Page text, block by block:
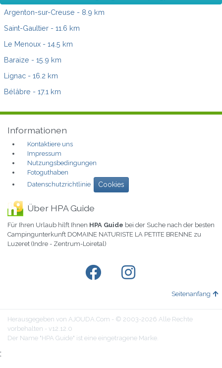
Argenton-sur-Creuse - 8.9 km
Saint-Gaultier - 11.6 km
Le Menoux - 14.5 km
Baraize - 15.9 km
Lignac - 16.2 km
Bélâbre - 17.1 km
Informationen
Kontaktiere uns
Impressum
Nutzungsbedingungen
Fotoguthaben
Datenschutzrichtlinie
Cookies
Über HPA Guide
Für Ihren Urlaub hilft Ihnen HPA Guide bei der Suche nach der besten
Campingunterkunft DOMAINE NATURISTE LA PETITE BRENNE zu
Luzeret (Indre - Zentrum-Loiretal)
Seitenanfang
Herausgegeben von AJOUDA.Com - © 2003-2026 Alle Rechte
vorbehalten - v12.12.0
Der Name "HPA Guide" ist eine eingetragene Marke.
;